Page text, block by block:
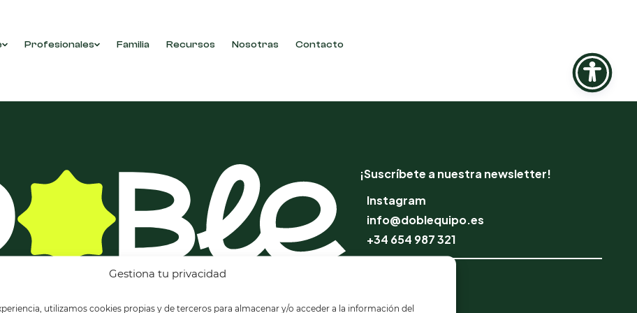
Gestiona tu privacidad
utilizamos cookies propias y de terceros para almacenar y/o acceder a la información del
Profesionales Familia Recursos Nosotras Contacto
con tu selección.
¡Suscríbete a nuestra newsletter!
Instagram
info@doblequipo.es
+34 654 987 321